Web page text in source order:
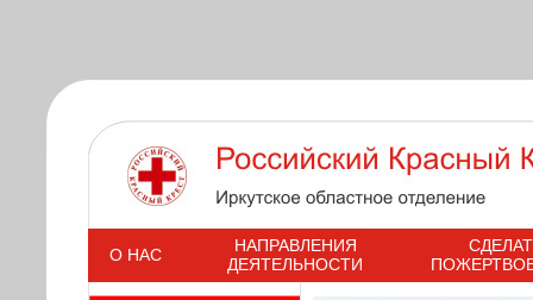
s
О НАС
НАПРАВЛЕНИЯ
ДЕЯТЕЛЬНОСТИ